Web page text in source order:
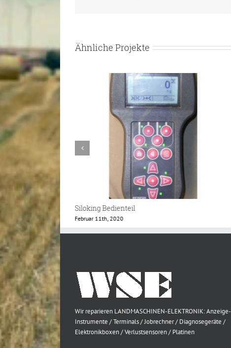
Ähnliche Projekte
Siloking Pro Bedienteil
März 26th, 2018
Wir reparieren LANDMASCHINEN-ELEKTRONIK: Anzeige-
Instrumente / Terminals / Jobrechner / Diagnosegeräte /
Elektronikboxen / Verlustsensoren / Platinen